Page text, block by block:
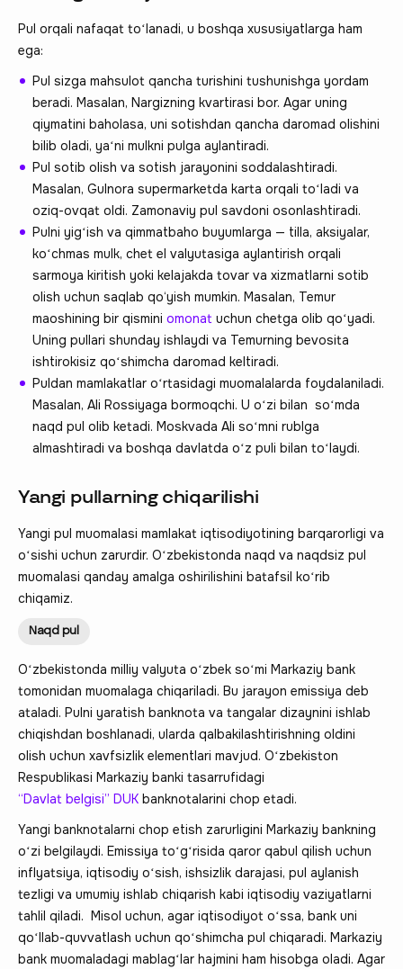
Pul orqali nafaqat toʻlanadi, u boshqa xususiyatlarga ham
ega:
Pul sizga mahsulot qancha turishini tushunishga yordam
beradi. Masalan, Nargizning kvartirasi bor. Agar uning
qiymatini baholasa, uni sotishdan qancha daromad olishini
bilib oladi, yaʻni mulkni pulga aylantiradi.
Pul sotib olish va sotish jarayonini soddalashtiradi.
Masalan, Gulnora supermarketda karta orqali toʻladi va
oziq-ovqat oldi. Zamonaviy pul savdoni osonlashtiradi.
Pulni yigʻish va qimmatbaho buyumlarga — tilla, aksiyalar,
koʻchmas mulk, chet el valyutasiga aylantirish orqali
sarmoya kiritish yoki kelajakda tovar va xizmatlarni sotib
olish uchun saqlab qo‘yish mumkin. Masalan, Temur
maoshining bir qismini omonat uchun chetga olib qoʻyadi.
Uning pullari shunday ishlaydi va Temurning bevosita
ishtirokisiz qoʻshimcha daromad keltiradi.
Puldan mamlakatlar oʻrtasidagi muomalalarda foydalaniladi.
Masalan, Ali Rossiyaga bormoqchi. U oʻzi bilan soʻmda
naqd pul olib ketadi. Moskvada Ali soʻmni rublga
almashtiradi va boshqa davlatda oʻz puli bilan toʻlaydi.
Yangi pullarning chiqarilishi
Yangi pul muomalasi mamlakat iqtisodiyotining barqarorligi va
oʻsishi uchun zarurdir. Oʻzbekistonda naqd va naqdsiz pul
muomalasi qanday amalga oshirilishini batafsil koʻrib
chiqamiz.
Naqd pul
Oʻzbekistonda milliy valyuta oʻzbek soʻmi Markaziy bank
tomonidan muomalaga chiqariladi. Bu jarayon emissiya deb
ataladi. Pulni yaratish banknota va tangalar dizaynini ishlab
chiqishdan boshlanadi, ularda qalbakilashtirishning oldini
olish uchun xavfsizlik elementlari mavjud. Oʻzbekiston
Respublikasi Markaziy banki tasarrufidagi
“Davlat belgisi” DUK banknotalarini chop etadi.
Yangi banknotalarni chop etish zarurligini Markaziy bankning
oʻzi belgilaydi. Emissiya toʻgʻrisida qaror qabul qilish uchun
inflyatsiya, iqtisodiy oʻsish, ishsizlik darajasi, pul aylanish
tezligi va umumiy ishlab chiqarish kabi iqtisodiy vaziyatlarni
tahlil qiladi. Misol uchun, agar iqtisodiyot oʻssa, bank uni
qoʻllab-quvvatlash uchun qoʻshimcha pul chiqaradi. Markaziy
bank muomaladagi mablagʻlar hajmini ham hisobga oladi. Agar